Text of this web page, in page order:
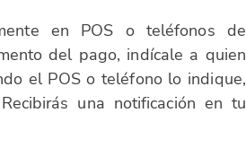
en POS o teléfonos de
del pago, indícale a quien
el POS o teléfono lo indique,
una notificación en tu